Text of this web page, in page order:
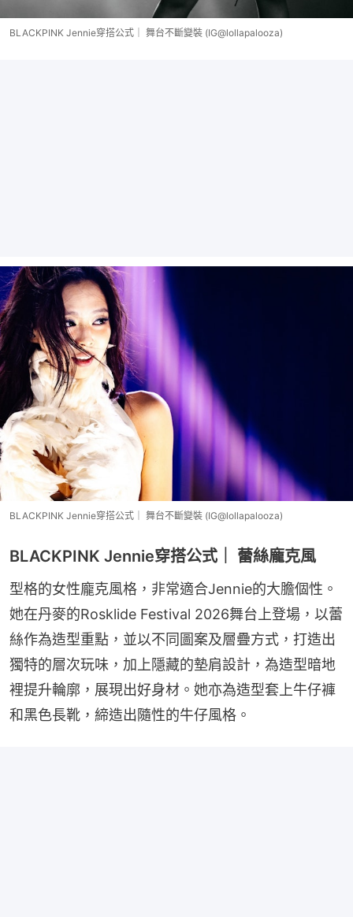
BLACKPINK Jennie穿搭公式｜ 舞台不斷變裝 (IG@lollapalooza)
BLACKPINK Jennie穿搭公式｜ 舞台不斷變裝 (IG@lollapalooza)
BLACKPINK Jennie穿搭公式｜ 蕾絲龐克風
型格的女性龐克風格，非常適合Jennie的大膽個性。
她在丹麥的Rosklide Festival 2026舞台上登場，以蕾
絲作為造型重點，並以不同圖案及層疊方式，打造出
獨特的層次玩味，加上隱藏的墊肩設計，為造型暗地
裡提升輪廓，展現出好身材。她亦為造型套上牛仔褲
和黑色長靴，締造出隨性的牛仔風格。